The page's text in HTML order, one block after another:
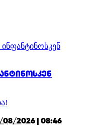
08/2026 | 08:46